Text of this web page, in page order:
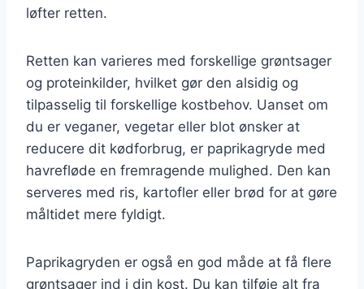
løfter retten.
Retten kan varieres med forskellige grøntsager
og proteinkilder, hvilket gør den alsidig og
tilpasselig til forskellige kostbehov. Uanset om
du er veganer, vegetar eller blot ønsker at
reducere dit kødforbrug, er paprikagryde med
havrefløde en fremragende mulighed. Den kan
serveres med ris, kartofler eller brød for at gøre
måltidet mere fyldigt.
Paprikagryden er også en god måde at få flere
grøntsager ind i din kost. Du kan tilføje alt fra